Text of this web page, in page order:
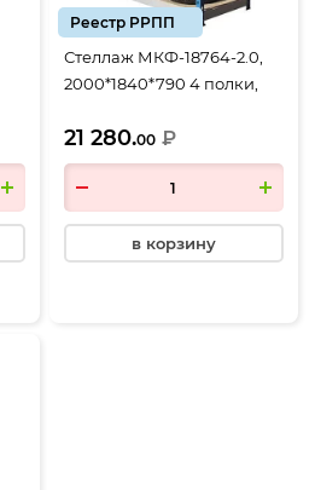
Реестр РРПП
Стеллаж МКФ-18764-2.0,
2000*1840*790 4 полки,
21 280.00 ₽
в корзину